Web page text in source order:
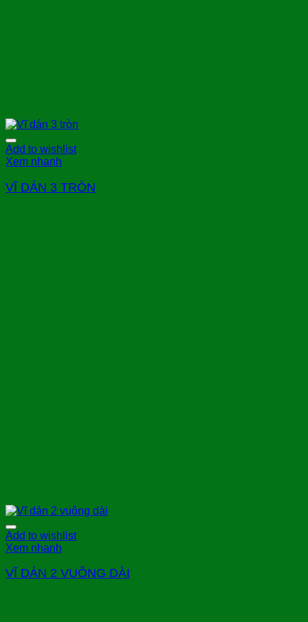
Add to wishlist
Xem nhanh
VĨ DÁN 3 TRÒN
Add to wishlist
Xem nhanh
VĨ DÁN 2 VUÔNG DÀI